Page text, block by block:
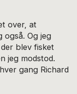
over, at
også. Og jeg
blev fisket
jeg modstod.
gang Richard